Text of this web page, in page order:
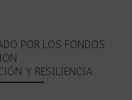
POR LOS FONDOS
Y RESILIENCIA